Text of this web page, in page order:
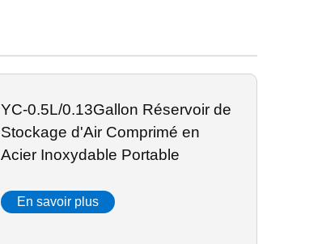
YC-0.5L/0.13Gallon Réservoir de
Stockage d'Air Comprimé en
Acier Inoxydable Portable
En savoir plus